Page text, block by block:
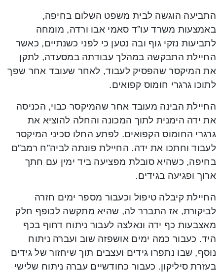
התביעה הוגשה לבית משפט השלום בחיפה,
באמצעות משרד עו”ד סאמי אבו ורדה, מומחה
לתביעות נזקי גוף ובה נטען כי לפני כשנתיים, כאשר
החיילת התבקשה במהלך עבודתה במסעדה, לתקן
את המיקסר שהפסיק לעבוד, לאחר שעובד אחר שפך
לתוכו גרגרי חומוס קפואים.
החיילת הבינה מעובד אחר שהמיקסר כבוי, הכניסה
את ידה הימנית לתוך המכונה והחלה להוציא את
גרגרי החומוס הקפואים. לפתע החלו סכיני המיקסר
לעבוד וחתכו את ידה. החיילת פונתה לביה”ח רמב”ם
בחיפה, כשהיא סובלת מפציעה ביד ימין עם חתך
ארוך ופגיעה בגידים.
החיילת קיבלה טיפול וכעבור מספר ימים חזרה
לביקורת, אז התברר לה, שהיא מתקשה לכופף חלק
מאצבעות כף ידה ונאלצה לעבור ניתוח דחוף בכף
היד. כעבור כמה ימים אושפזה שוב ועברה ניתוח
נוסף, שבו נתפרו גידים ועצבים תוך שיחזור של גידים
בעזרת סיליקון. כעבור כחודשיים עברה ניתוח שלישי